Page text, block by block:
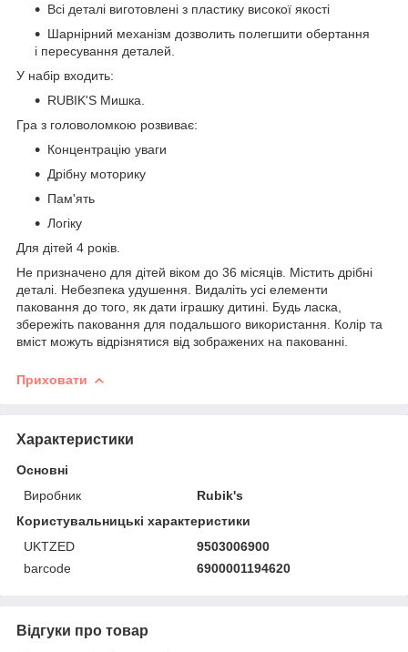
Всі деталі виготовлені з пластику високої якості
Шарнірний механізм дозволить полегшити обертання
і пересування деталей.
У набір входить:
RUBIK'S Мишка.
Гра з головоломкою розвиває:
Концентрацію уваги
Дрібну моторику
Пам'ять
Логіку
Для дітей 4 років.
Не призначено для дітей віком до 36 місяців. Містить дрібні
деталі. Небезпека удушення. Видаліть усі елементи
паковання до того, як дати іграшку дитині. Будь ласка,
збережіть паковання для подальшого використання. Колір та
вміст можуть відрізнятися від зображених на пакованні.
Приховати
Характеристики
Основні
Виробник
Rubik's
Користувальницькі характеристики
UKTZED
9503006900
barcode
6900001194620
Відгуки про товар